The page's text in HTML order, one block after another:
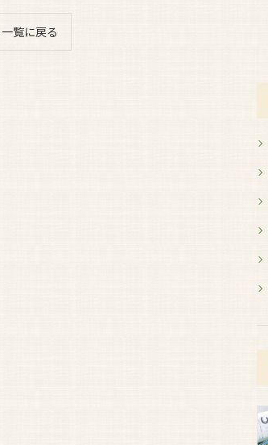
一覧に戻る